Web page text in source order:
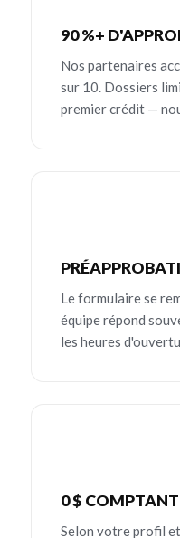
90 %+
Nos partenaires
sur 10. Dossiers
premier crédit —
Le formulaire se
équipe répond
les heures
0 $ COMPTANT
Selon votre profil